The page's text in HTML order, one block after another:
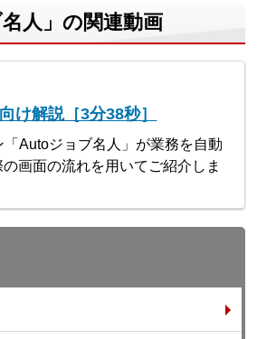
人」の関連動画
け解説［3分38秒］
Autoジョブ名人」が業務を自動
画面の流れを用いてご紹介しま